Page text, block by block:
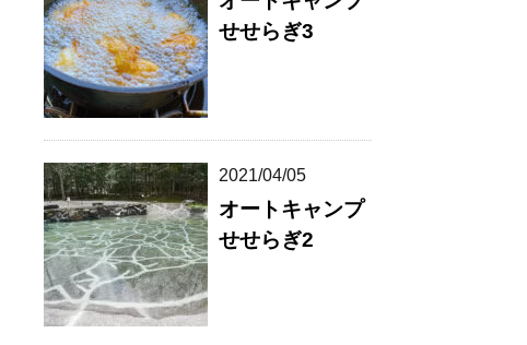
せせらぎ3
2021/04/05
オートキャンプ
せせらぎ2